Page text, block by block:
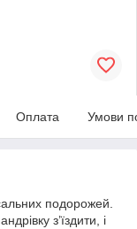
Оплата Умови
подорожей.
з’їздити, і